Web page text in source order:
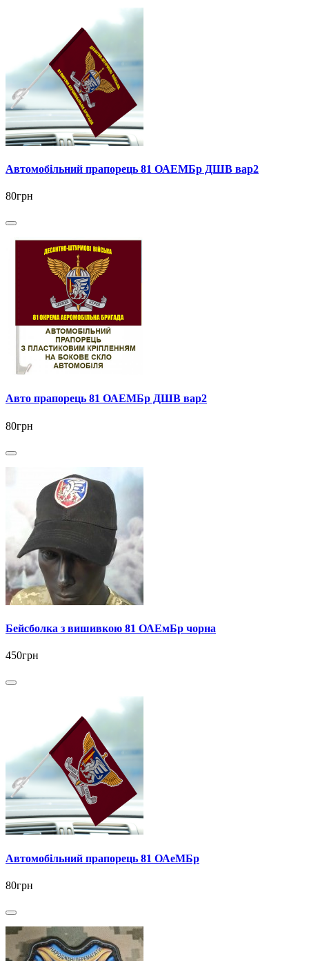
Автомобільний прапорець 81 ОАЕМБр ДШВ вар2
80грн
Авто прапорець 81 ОАЕМБр ДШВ вар2
80грн
Бейсболка з вишивкою 81 ОАЕмБр чорна
450грн
Автомобільний прапорець 81 ОАеМБр
80грн